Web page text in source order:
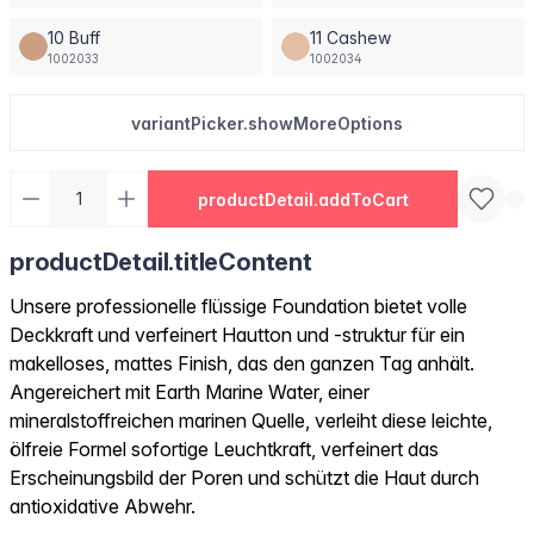
10 Buff
1002033
11 Cashew
1002034
variantPicker.showMoreOptions
productDetail.addToCart
productDetail.titleContent
Unsere professionelle flüssige Foundation bietet volle
Deckkraft und verfeinert Hautton und -struktur für ein
makelloses, mattes Finish, das den ganzen Tag anhält.
Angereichert mit Earth Marine Water, einer
mineralstoffreichen marinen Quelle, verleiht diese leichte,
ölfreie Formel sofortige Leuchtkraft, verfeinert das
Erscheinungsbild der Poren und schützt die Haut durch
antioxidative Abwehr.